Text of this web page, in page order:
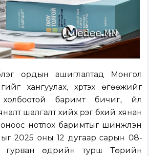
ордын ашиглалтад Монгол
хангуулах, хүртэх өгөөжийг
холбоотой баримт бичиг, үйл
шалгалт хийх үүрэг бүхий хянан
нотлох баримтыг шинжлэн
2025 оны 12 дугаар сарын 08-
гурван өдрийн турш Төрийн